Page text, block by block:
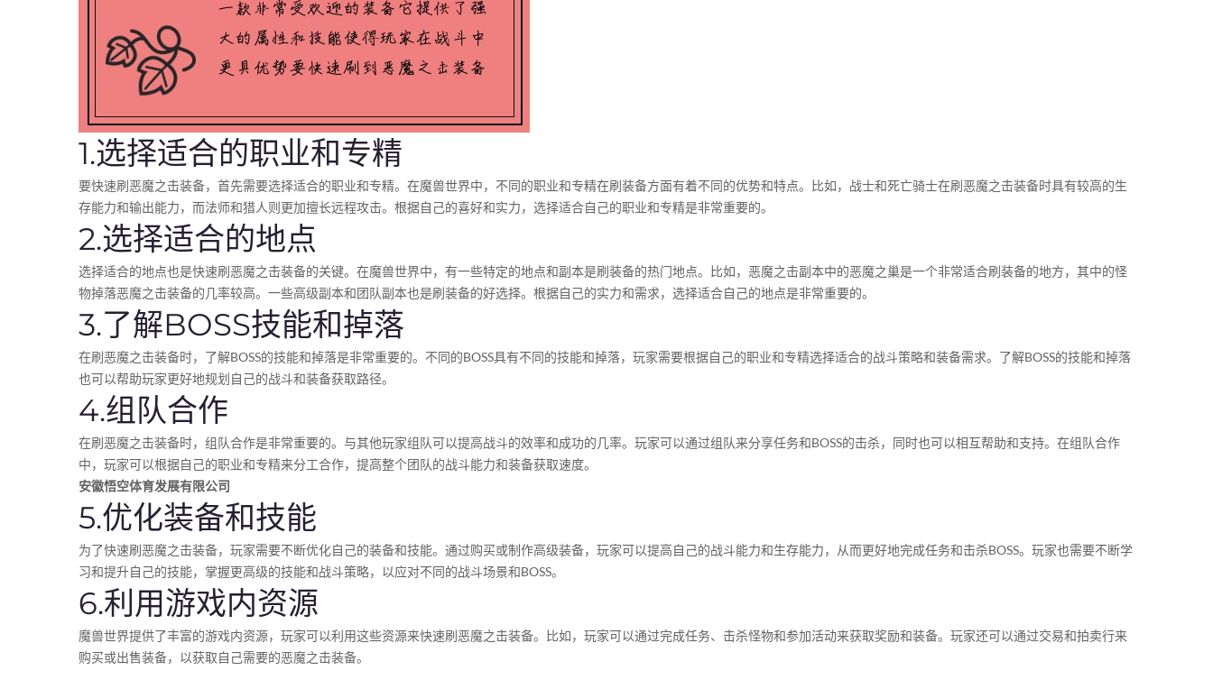
1.选择适合的职业和专精
要快速刷恶魔之击装备，首先需要选择适合的职业和专精。在魔兽世界中，不同的职业和专精在刷装备方面有着不同的优势和特点。比如，战士和死亡骑士在刷恶魔之击装备时具有较高的生
存能力和输出能力，而法师和猎人则更加擅长远程攻击。根据自己的喜好和实力，选择适合自己的职业和专精是非常重要的。
2.选择适合的地点
选择适合的地点也是快速刷恶魔之击装备的关键。在魔兽世界中，有一些特定的地点和副本是刷装备的热门地点。比如，恶魔之击副本中的恶魔之巢是一个非常适合刷装备的地方，其中的怪
物掉落恶魔之击装备的几率较高。一些高级副本和团队副本也是刷装备的好选择。根据自己的实力和需求，选择适合自己的地点是非常重要的。
3.了解BOSS技能和掉落
在刷恶魔之击装备时，了解BOSS的技能和掉落是非常重要的。不同的BOSS具有不同的技能和掉落，玩家需要根据自己的职业和专精选择适合的战斗策略和装备需求。了解BOSS的技能和掉落
也可以帮助玩家更好地规划自己的战斗和装备获取路径。
4.组队合作
在刷恶魔之击装备时，组队合作是非常重要的。与其他玩家组队可以提高战斗的效率和成功的几率。玩家可以通过组队来分享任务和BOSS的击杀，同时也可以相互帮助和支持。在组队合作
中，玩家可以根据自己的职业和专精来分工合作，提高整个团队的战斗能力和装备获取速度。
安徽悟空体育发展有限公司
5.优化装备和技能
为了快速刷恶魔之击装备，玩家需要不断优化自己的装备和技能。通过购买或制作高级装备，玩家可以提高自己的战斗能力和生存能力，从而更好地完成任务和击杀BOSS。玩家也需要不断学
习和提升自己的技能，掌握更高级的技能和战斗策略，以应对不同的战斗场景和BOSS。
6.利用游戏内资源
魔兽世界提供了丰富的游戏内资源，玩家可以利用这些资源来快速刷恶魔之击装备。比如，玩家可以通过完成任务、击杀怪物和参加活动来获取奖励和装备。玩家还可以通过交易和拍卖行来
购买或出售装备，以获取自己需要的恶魔之击装备。